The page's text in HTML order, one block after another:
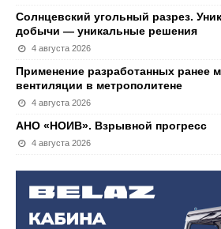
Солнцевский угольный разрез.
добычи — уникальные решения
4 августа 2026
Применение разработанных ранее
вентиляции в метрополитене
4 августа 2026
АНО «НОИВ». Взрывной прогресс
4 августа 2026